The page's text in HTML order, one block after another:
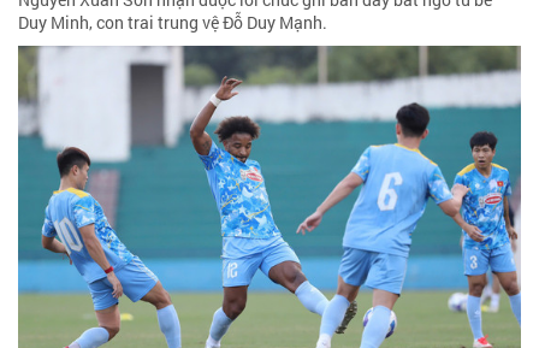
Duy Minh, con trai trung vệ Đỗ Duy Mạnh.